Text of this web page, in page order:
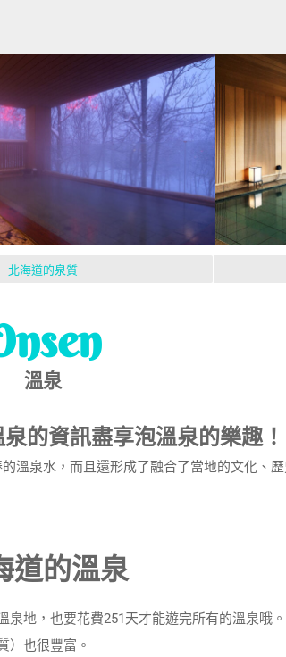
北海道的泉質
溫泉
的資訊盡享泡溫泉的樂趣！
泉水，而且還形成了融合了當地的文化、
道的溫泉
地，也要花費251天才能遊完所有的溫泉哦
）也很豐富。